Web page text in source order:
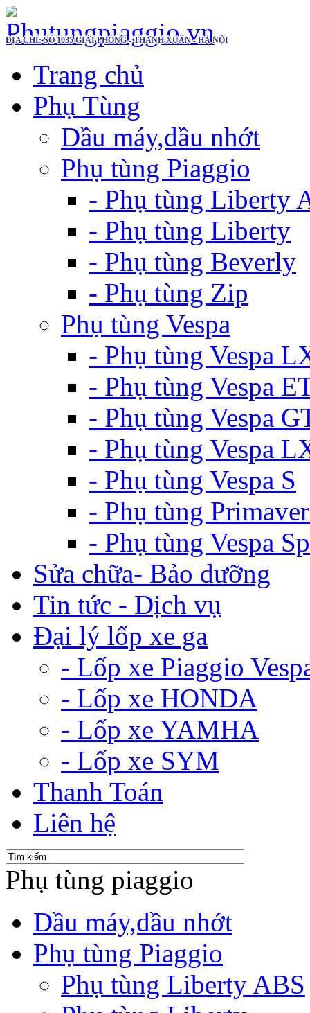
ĐỊA CHỈ: SỐ 1035 GIẢI PHÓNG - THANH XUÂN - HÀ NỘI
Trang chủ
Phụ Tùng
Dầu máy,dầu nhớt
Phụ tùng Piaggio
- Phụ tùng Liberty
- Phụ tùng Liberty
- Phụ tùng Beverly
- Phụ tùng Zip
Phụ tùng Vespa
- Phụ tùng Vespa
- Phụ tùng Vespa
- Phụ tùng Vespa
- Phụ tùng Vespa
- Phụ tùng Vespa S
- Phụ tùng
- Phụ tùng Vespa
Sửa chữa- Bảo dưỡng
Tin tức - Dịch vụ
Đại lý lốp xe ga
- Lốp xe Piaggio
- Lốp xe HONDA
- Lốp xe YAMHA
- Lốp xe SYM
Thanh Toán
Liên hệ
Phụ tùng piaggio
Dầu máy,dầu nhớt
Phụ tùng Piaggio
Phụ tùng Liberty ABS